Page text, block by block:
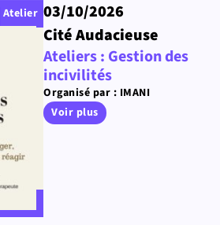
Atelier 03/10/2026
Cité Audacieuse
Ateliers : Gestion des
incivilités
Organisé par : IMANI
Voir plus